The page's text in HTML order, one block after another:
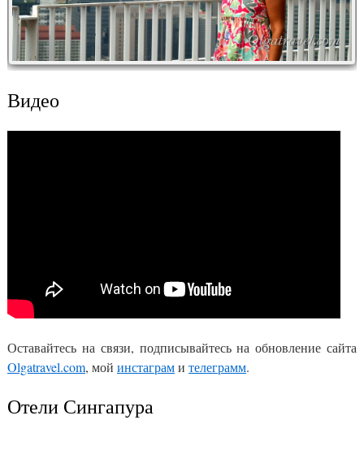
Видео
Оставайтесь на связи, подписывайтесь на обновление сайта
Olgatravel.com, мой инстаграми телеграмм.
Отели Сингапура